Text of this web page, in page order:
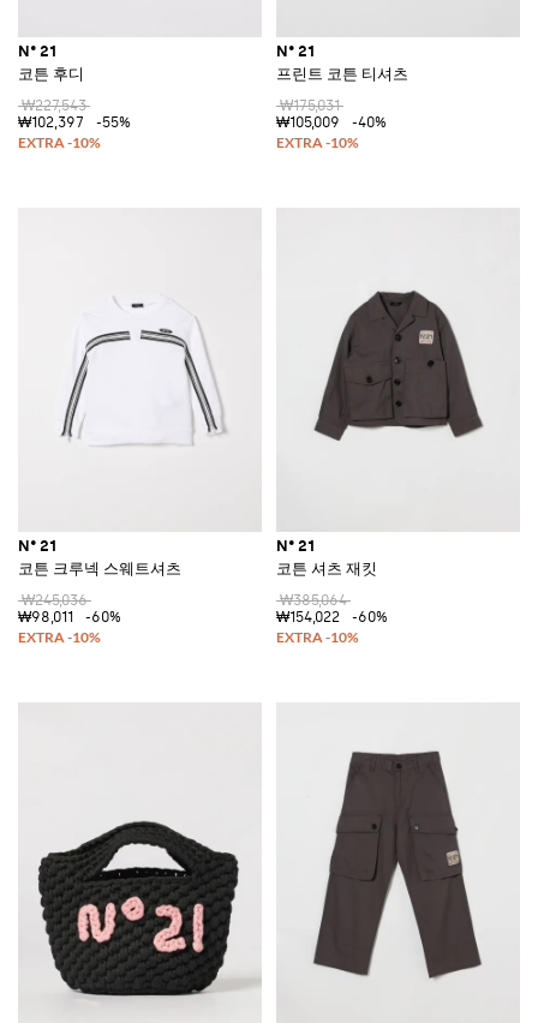
N° 21
코튼 후디
₩227,543
₩102,397
-55%
N° 21
프린트 코튼 티셔츠
₩175,031
₩105,009
-40%
N° 21
코튼 크루넥 스웨트셔츠
₩245,036
₩98,011
-60%
N° 21
코튼 셔츠 재킷
₩385,064
₩154,022
-60%